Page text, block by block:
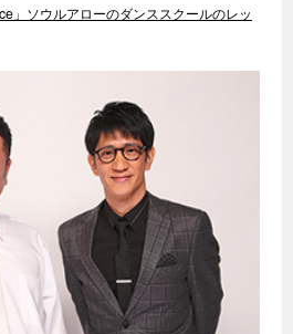
」ソウルアローのダンススクールのレッ